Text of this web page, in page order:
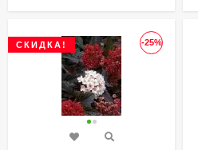
-25%
СКИДКА!